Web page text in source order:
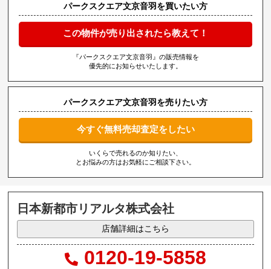
パークスクエア文京音羽を買いたい方
この物件が売り出されたら教えて！
『パークスクエア文京音羽』の販売情報を
優先的にお知らせいたします。
パークスクエア文京音羽を売りたい方
今すぐ無料売却査定をしたい
いくらで売れるのか知りたい、
とお悩みの方はお気軽にご相談下さい。
日本新都市リアルタ株式会社
店舗詳細はこちら
0120-19-5858